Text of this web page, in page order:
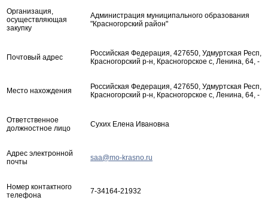
Организация,
осуществляющая
закупку
Администрация муниципального образования
"Красногорский район"
Почтовый адрес
Российская Федерация, 427650, Удмуртская Респ,
Красногорский р-н, Красногорское с, Ленина, 64, -
Место нахождения
Российская Федерация, 427650, Удмуртская Респ,
Красногорский р-н, Красногорское с, Ленина, 64, -
Ответственное
должностное лицо
Сухих Елена Ивановна
Адрес электронной
почты
saa@mo-krasno.ru
Номер контактного
телефона
7-34164-21932